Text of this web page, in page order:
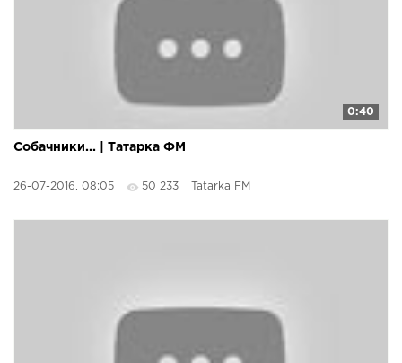
0:40
Собачники... | Татарка ФМ
26-07-2016, 08:05 50 233 Tatarka FM